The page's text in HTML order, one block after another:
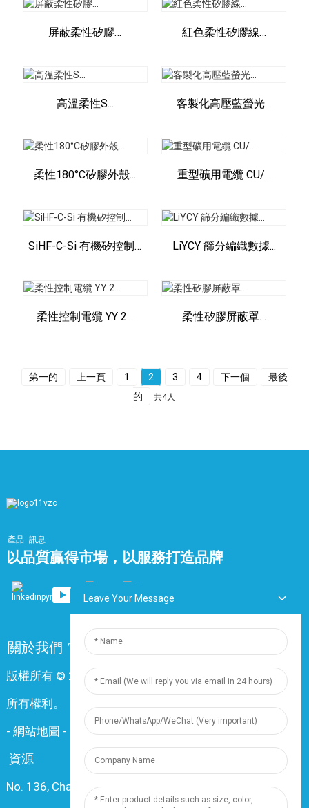
屏蔽柔性矽膠… 紅色柔性矽膠線…
高溫柔性S... 客製化高壓藍螢光...
柔性180°C矽膠外殼... 重型礦用電纜 CU/...
SiHF-C-Si 有機矽控制… LiYCY 篩分編織數據...
柔性控制電纜 YY 2... 柔性矽膠屏蔽罩…
第一的 上一頁 1 2 3 4 下一個
最後
的
共4人
產品 訊息
以品質贏得市場，以服務打造品牌
關於我們 常問問題
版權所有 © 2024 上海鼎尊電氣電纜股份有限公司。保留
所有權利。
- 網站地圖 - Resource
資源
No. 136, Changxiang Rd., Nanxiang Town, 201802,
Leave Your Message